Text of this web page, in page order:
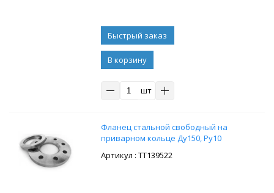
В корзину
шт
Фланец стальной свободный на
приварном кольце Ду150, Ру10
: ТТ139522